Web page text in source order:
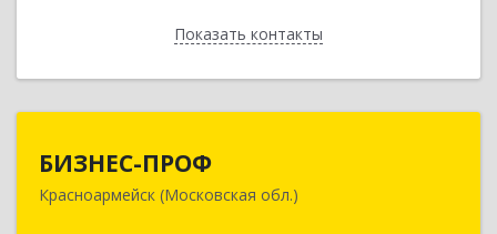
Показать контакты
Назад
БИЗНЕС-ПРОФ
Красноармейск (Московская обл.)
141290, Московская обл, Красноармейск г,